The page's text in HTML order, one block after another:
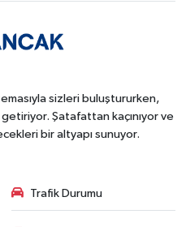
sizleri buluştururken,
Şatafattan kaçınıyor ve
bir altyapı sunuyor.
Trafik Durumu